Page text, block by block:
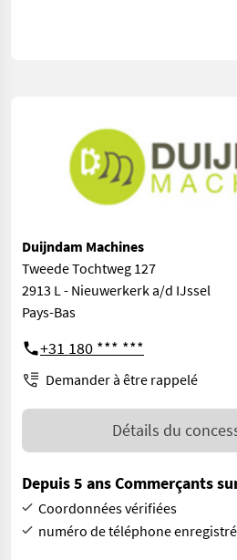
Duijndam Machines
Tweede Tochtweg 127
2913 L - Nieuwerkerk a/d IJssel
Pays-Bas
+31 180 *** ***
Demander à être rappelé
Détails du
Depuis 5 ans Commerçants
Coordonnées vérifiées
numéro de téléphone enregistré